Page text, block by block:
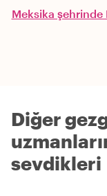
Meksika
Diğer
sevdikleri